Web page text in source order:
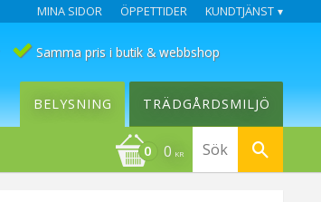
MINA SIDOR ÖPPETTIDER KUNDTJÄNST
Samma pris i butik & webbshop
0 KR
BELYSNING TRÄDGÅRDSMILJÖ